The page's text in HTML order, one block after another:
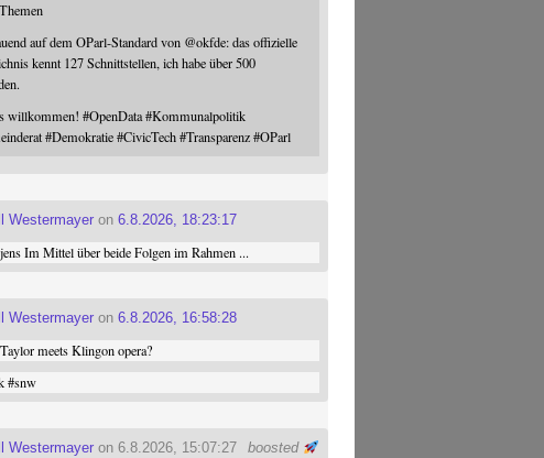
auf dem OParl-Standard von @okfde: das offizielle
kennt 127 Schnittstellen, ich habe über 500
willkommen!#OpenData #Kommunalpolitik
#Demokratie #CivicTech #Transparenz #OParl
Westermayer on6.8.2026, 18:23:17
Im Mittel über beide Folgen im Rahmen ...
Westermayer on6.8.2026, 16:58:28
meets Klingon opera?
#snw
boosted
Westermayer on 6.8.2026, 15:07:27